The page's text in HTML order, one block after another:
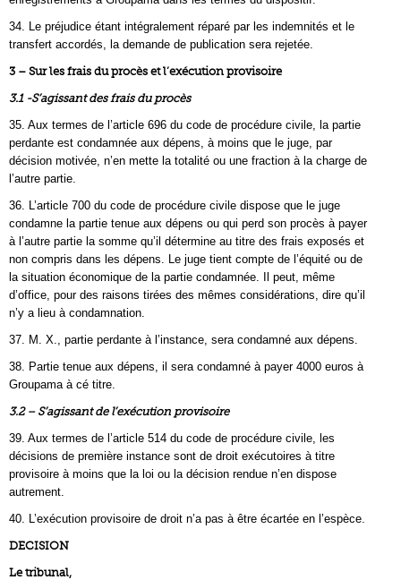
34. Le préjudice étant intégralement réparé par les indemnités et le
transfert accordés, la demande de publication sera rejetée.
3 – Sur les frais du procès et l’exécution provisoire
3.1 -S’agissant des frais du procès
35. Aux termes de l’article 696 du code de procédure civile, la partie
perdante est condamnée aux dépens, à moins que le juge, par
décision motivée, n’en mette la totalité ou une fraction à la charge de
l’autre partie.
36. L’article 700 du code de procédure civile dispose que le juge
condamne la partie tenue aux dépens ou qui perd son procès à payer
à l’autre partie la somme qu’il détermine au titre des frais exposés et
non compris dans les dépens. Le juge tient compte de l’équité ou de
la situation économique de la partie condamnée. Il peut, même
d’office, pour des raisons tirées des mêmes considérations, dire qu’il
n’y a lieu à condamnation.
37. M. X., partie perdante à l’instance, sera condamné aux dépens.
38. Partie tenue aux dépens, il sera condamné à payer 4000 euros à
Groupama à cé titre.
3.2 – S’agissant de l’exécution provisoire
39. Aux termes de l’article 514 du code de procédure civile, les
décisions de première instance sont de droit exécutoires à titre
provisoire à moins que la loi ou la décision rendue n’en dispose
autrement.
40. L’exécution provisoire de droit n’a pas à être écartée en l’espèce.
DECISION
Le tribunal,